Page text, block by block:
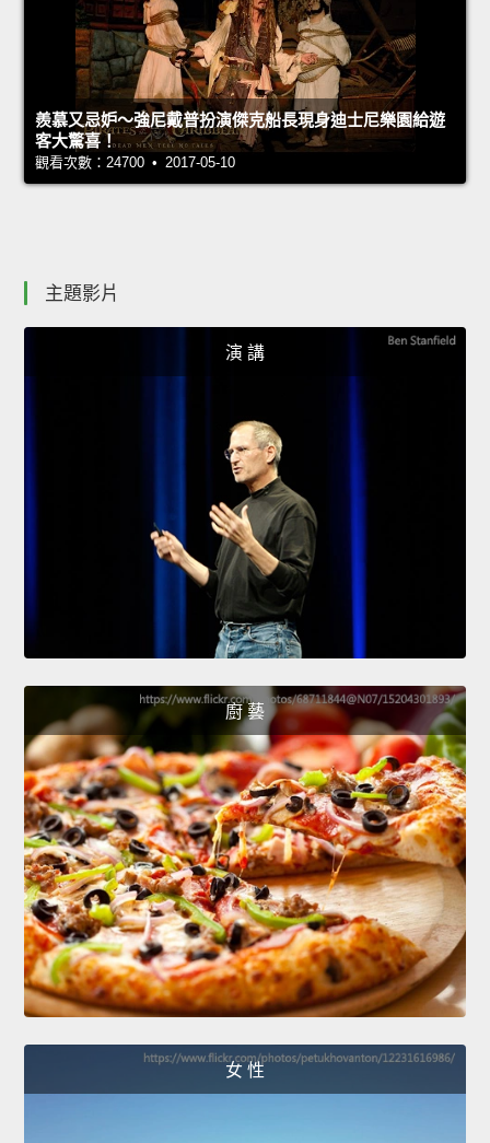
羨慕又忌妒～強尼戴普扮演傑克船長現身迪士尼樂園給遊
客大驚喜！
觀看次數：24700 • 2017-05-10
主題影片
演 講
廚 藝
女 性